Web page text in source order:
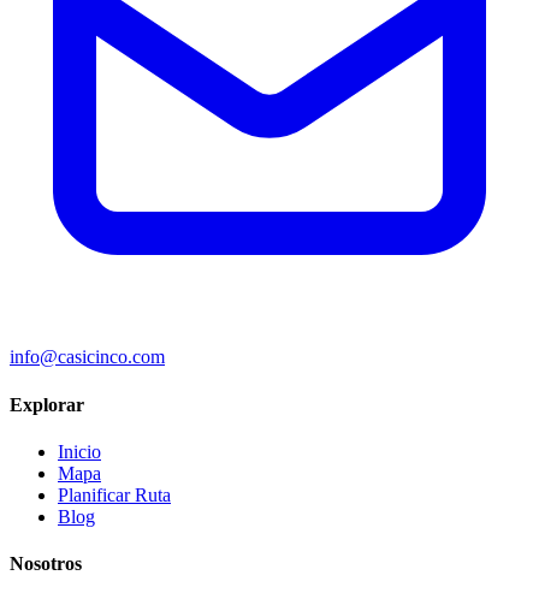
info@casicinco.com
Explorar
Inicio
Mapa
Planificar Ruta
Blog
Nosotros